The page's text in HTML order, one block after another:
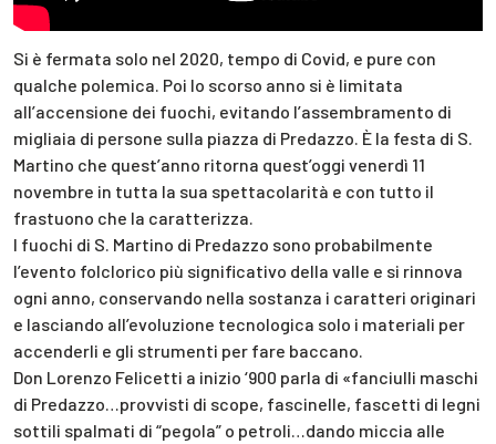
Si è fermata solo nel 2020, tempo di Covid, e pure con
qualche polemica. Poi lo scorso anno si è limitata
all’accensione dei fuochi, evitando l’assembramento di
migliaia di persone sulla piazza di Predazzo. È la festa di S.
Martino che quest’anno ritorna quest’oggi venerdì 11
novembre in tutta la sua spettacolarità e con tutto il
frastuono che la caratterizza.
I fuochi di S. Martino di Predazzo sono probabilmente
l’evento folclorico più significativo della valle e si rinnova
ogni anno, conservando nella sostanza i caratteri originari
e lasciando all’evoluzione tecnologica solo i materiali per
accenderli e gli strumenti per fare baccano.
Don Lorenzo Felicetti a inizio ‘900 parla di «fanciulli maschi
di Predazzo…provvisti di scope, fascinelle, fascetti di legni
sottili spalmati di “pegola” o petroli…dando miccia alle